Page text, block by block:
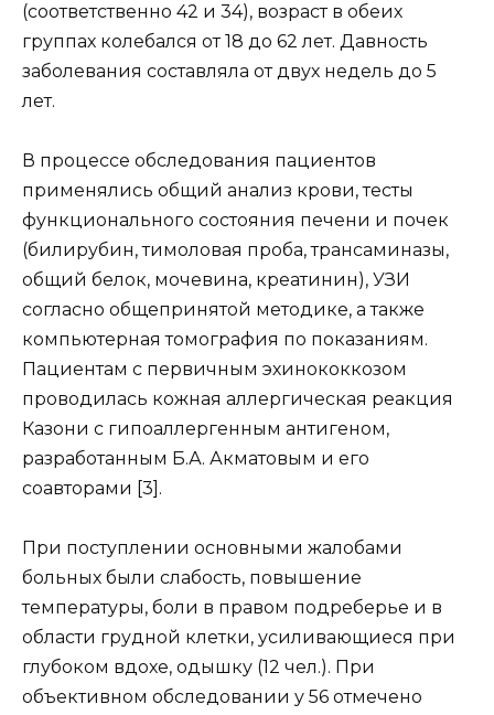
(соответственно 42 и 34), возраст в обеих
группах колебался от 18 до 62 лет. Давность
заболевания составляла от двух недель до 5
лет.
В процессе обследования пациентов
применялись общий анализ крови, тесты
функционального состояния печени и почек
(билирубин, тимоловая проба, трансаминазы,
общий белок, мочевина, креатинин), УЗИ
согласно общепринятой методике, а также
компьютерная томография по показаниям.
Пациентам с первичным эхинококкозом
проводилась кожная аллергическая реакция
Казони с гипоаллергенным антигеном,
разработанным Б.А. Акматовым и его
соавторами [3].
При поступлении основными жалобами
больных были слабость, повышение
температуры, боли в правом подреберье и в
области грудной клетки, усиливающиеся при
глубоком вдохе, одышку (12 чел.). При
объективном обследовании у 56 отмечено